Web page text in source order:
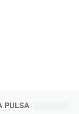
PULSA